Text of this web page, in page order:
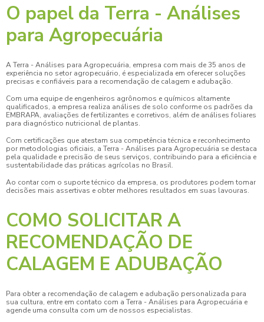
O papel da Terra - Análises
para Agropecuária
A Terra - Análises para Agropecuária, empresa com mais de 35 anos de
experiência no setor agropecuário, é especializada em oferecer soluções
precisas e confiáveis para a recomendação de calagem e adubação.
Com uma equipe de engenheiros agrônomos e químicos altamente
qualificados, a empresa realiza análises de solo conforme os padrões da
EMBRAPA, avaliações de fertilizantes e corretivos, além de análises foliares
para diagnóstico nutricional de plantas.
Com certificações que atestam sua competência técnica e reconhecimento
por metodologias oficiais, a Terra - Análises para Agropecuária se destaca
pela qualidade e precisão de seus serviços, contribuindo para a eficiência e
sustentabilidade das práticas agrícolas no Brasil.
Ao contar com o suporte técnico da empresa, os produtores podem tomar
decisões mais assertivas e obter melhores resultados em suas lavouras.
COMO SOLICITAR A
RECOMENDAÇÃO DE
CALAGEM E ADUBAÇÃO
Para obter a recomendação de calagem e adubação personalizada para
sua cultura, entre em contato com a Terra - Análises para Agropecuária e
agende uma consulta com um de nossos especialistas.